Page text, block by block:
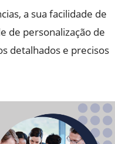
a sua facilidade de
de personalização de
detalhados e precisos